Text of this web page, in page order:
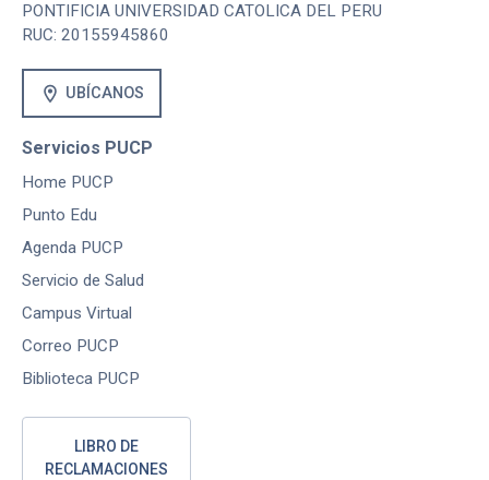
PONTIFICIA UNIVERSIDAD CATOLICA DEL PERU
RUC: 20155945860
location_on UBÍCANOS
Servicios PUCP
Home PUCP
Punto Edu
Agenda PUCP
Servicio de Salud
Campus Virtual
Correo PUCP
Biblioteca PUCP
LIBRO DE
RECLAMACIONES